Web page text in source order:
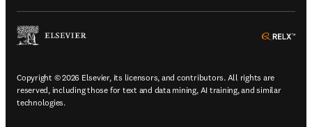
Copyright © 2026 Elsevier, its licensors, and contributors. All rights are
reserved, including those for text and data mining, AI training, and similar
technologies.